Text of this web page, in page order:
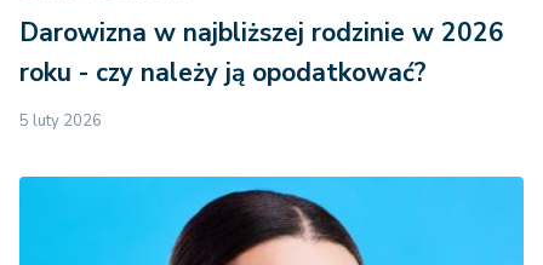
Darowizna w najbliższej rodzinie w 2026
roku - czy należy ją opodatkować?
5 luty 2026